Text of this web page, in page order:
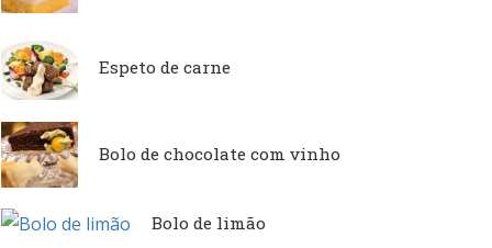
Francesa
Japonesa e Oriental
Lanchonetes
Espeto de carne
Bolo de chocolate com vinho
Bolo de limão